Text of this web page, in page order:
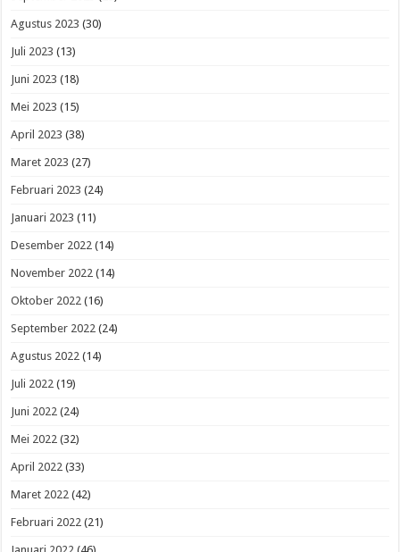
Agustus 2023 (30)
Juli 2023 (13)
Juni 2023 (18)
Mei 2023 (15)
April 2023 (38)
Maret 2023 (27)
Februari 2023 (24)
Januari 2023 (11)
Desember 2022 (14)
November 2022 (14)
Oktober 2022 (16)
September 2022 (24)
Agustus 2022 (14)
Juli 2022 (19)
Juni 2022 (24)
Mei 2022 (32)
April 2022 (33)
Maret 2022 (42)
Februari 2022 (21)